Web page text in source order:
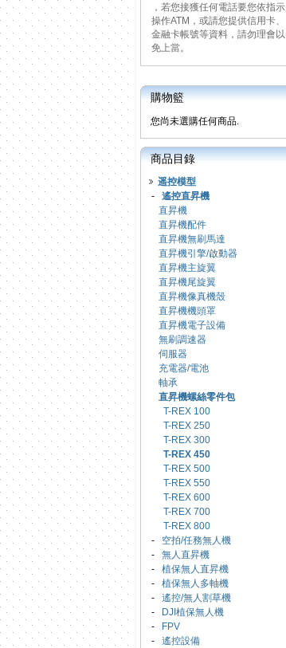
，若您接獲任何電話要您依指示
操作ATM，或請您提供信用卡、
金融卡帳號等資料，請勿理會以
免上當。
購物籃
您尚未選購任何商品.
商品目錄
遥控模型
- 遙控直昇機
直昇機
直昇機配件
直昇機無刷馬達
直昇機引擎/啟動器
直昇機主旋翼
直昇機尾旋翼
直昇機像真機殼
直昇機機頭罩
直昇機電子設備
無刷調速器
伺服器
充電器/電池
軸承
直昇機螺絲零件包
T-REX 100
T-REX 250
T-REX 300
T-REX 450
T-REX 500
T-REX 550
T-REX 600
T-REX 700
T-REX 800
- 空拍/任務無人機
- 無人直昇機
- 植保無人直昇機
- 植保無人多軸機
- 遙控/無人割草機
-
DJI植保無人機
-
FPV
- 遙控設備